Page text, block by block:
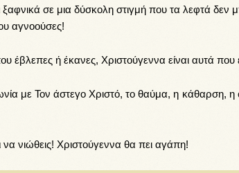
ξαφνικά σε μια δύσκολη στιγμή που τα λεφτά
αγνοούσες!
έβλεπες ή έκανες, Χριστούγεννα είναι αυτά
με Τον άστεγο Χριστό, το θαύμα, η κάθαρση,
νιώθεις! Χριστούγεννα θα πει αγάπη!